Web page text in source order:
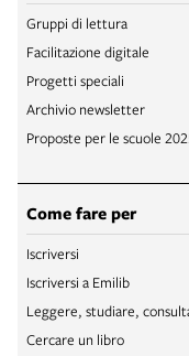
Gruppi di lettura
Facilitazione digitale
Progetti speciali
Archivio newsletter
Proposte per le scuole
Come fare per
Iscriversi
Iscriversi a Emilib
Leggere, studiare,
Cercare un libro